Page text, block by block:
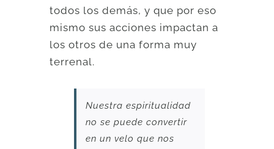
todos los demás, y que por eso
mismo sus acciones impactan a
los otros de una forma muy
terrenal.
Nuestra espiritualidad
no se puede convertir
en un velo que nos